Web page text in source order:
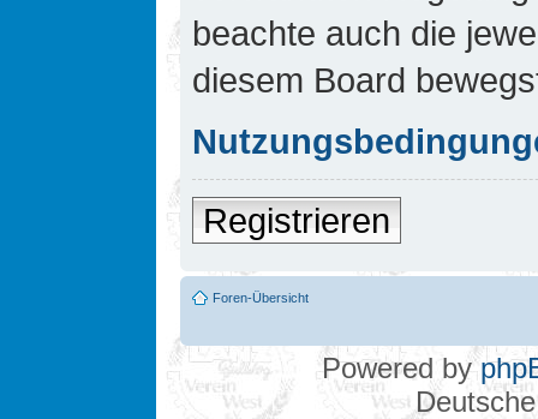
beachte auch die
diesem Board
Registrieren
Foren-Übersicht
Powered by